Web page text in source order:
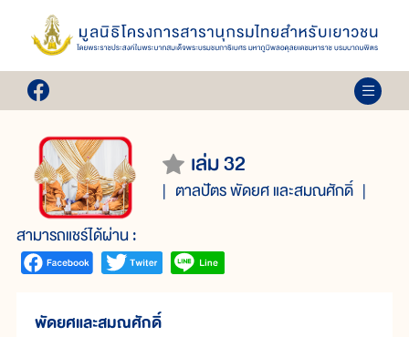
เล่ม 32
ตาลปัตร พัดยศ และสมณศักดิ์
สามารถแชร์ได้ผ่าน :
พัดยศและสมณศักดิ์